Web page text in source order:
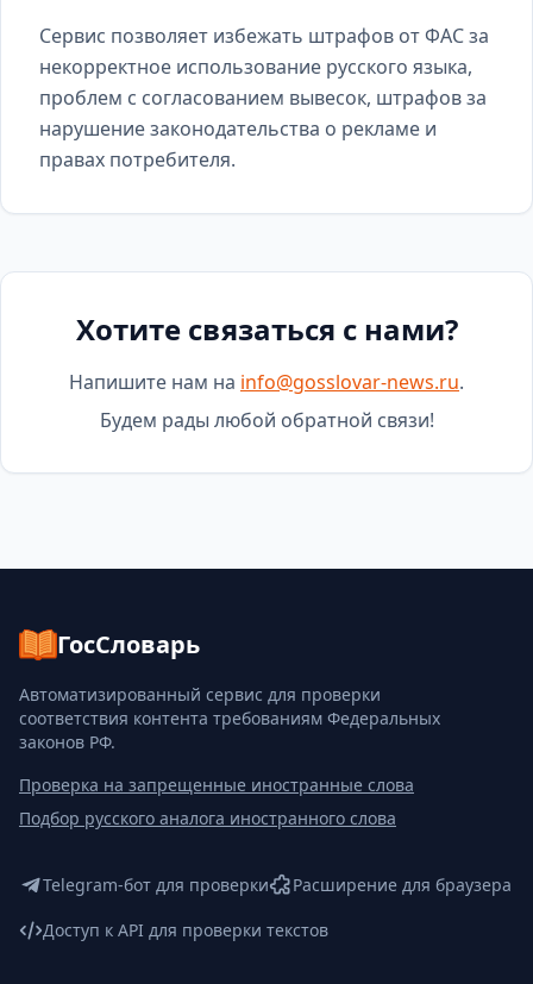
Сервис позволяет избежать штрафов от ФАС за
некорректное использование русского языка,
проблем с согласованием вывесок, штрафов за
нарушение законодательства о рекламе и
правах потребителя.
Хотите связаться с нами?
Напишите нам на info@gosslovar-news.ru.
Будем рады любой обратной связи!
ГосСловарь
Автоматизированный сервис для проверки
соответствия контента требованиям Федеральных
законов РФ.
Проверка на запрещенные иностранные слова
Подбор русского аналога иностранного слова
Telegram-бот для проверки
Расширение для браузера
Доступ к API для проверки текстов